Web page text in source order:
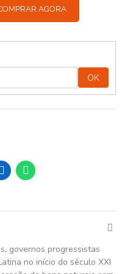
AGORA
OK
governos progressistas
no início do século XXI